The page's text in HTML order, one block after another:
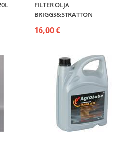
FILTER OLJA
BRIGGS&STRATTON
16,00 €